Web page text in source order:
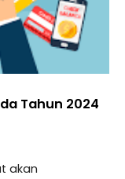
Tahun 2024
akan